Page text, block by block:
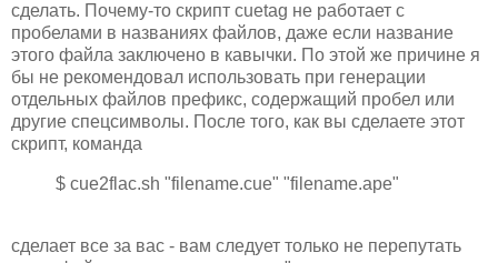
сделать. Почему-то скрипт cuetag не работает с
пробелами в названиях файлов, даже если название
этого файла заключено в кавычки. По этой же причине я
бы не рекомендовал использовать при генерации
отдельных файлов префикс, содержащий пробел или
другие спецсимволы. После того, как вы сделаете этот
скрипт, команда
$ cue2flac.sh "filename.cue" "filename.ape"
сделает все за вас - вам следует только не перепутать